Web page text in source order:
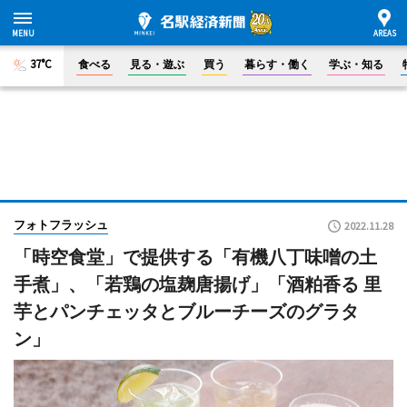
37°C 食べる 見る・遊ぶ 買う 暮らす・働く 学ぶ・知る
フォトフラッシュ 2022.11.28
「時空食堂」で提供する「有機八丁味噌の土
手煮」、「若鶏の塩麹唐揚げ」「酒粕香る 里
芋とパンチェッタとブルーチーズのグラタ
ン」